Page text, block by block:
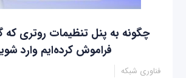
چگونه به پنل تنظیمات روتری که
فراموش کرده‌ایم وارد
فناوری شبکه